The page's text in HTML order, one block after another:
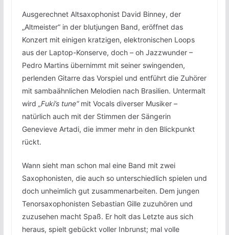
Ausgerechnet Altsaxophonist David Binney, der
„Altmeister“ in der blutjungen Band, eröffnet das
Konzert mit einigen kratzigen, elektronischen Loops
aus der Laptop-Konserve, doch – oh Jazzwunder –
Pedro Martins übernimmt mit seiner swingenden,
perlenden Gitarre das Vorspiel und entführt die Zuhörer
mit sambaähnlichen Melodien nach Brasilien. Untermalt
wird „Fuki’s tune“mit Vocals diverser Musiker –
natürlich auch mit der Stimmen der Sängerin
Genevieve Artadi, die immer mehr in den Blickpunkt
rückt.
Wann sieht man schon mal eine Band mit zwei
Saxophonisten, die auch so unterschiedlich spielen und
doch unheimlich gut zusammenarbeiten. Dem jungen
Tenorsaxophonisten Sebastian Gille zuzuhören und
zuzusehen macht Spaß. Er holt das Letzte aus sich
heraus, spielt gebückt voller Inbrunst; mal volle